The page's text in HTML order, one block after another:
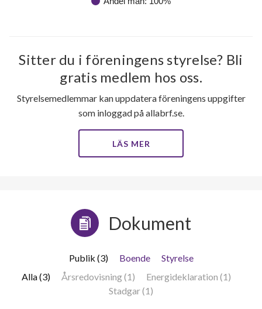
Sitter du i föreningens styrelse? Bli
gratis medlem hos oss.
Styrelsemedlemmar kan uppdatera föreningens uppgifter
som inloggad på allabrf.se.
LÄS MER
Dokument
Publik (3) Boende
Styrelse
Alla (3)
Årsredovisning (1)
Energideklaration (1)
Stadgar (1)